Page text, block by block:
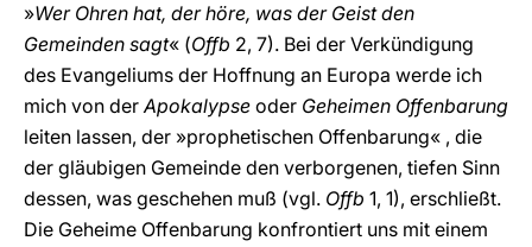
»Wer Ohren hat, der höre, was der Geist den
Gemeinden sagt« (Offb 2, 7). Bei der Verkündigung
des Evangeliums der Hoffnung an Europa werde ich
mich von derApokalypse oder Geheimen Offenbarung
leiten lassen, der »prophetischen Offenbarung« , die
der gläubigen Gemeinde den verborgenen, tiefen Sinn
dessen, was geschehen muß (vgl. Offb 1, 1), erschließt.
Die Geheime Offenbarung konfrontiert uns mit einem